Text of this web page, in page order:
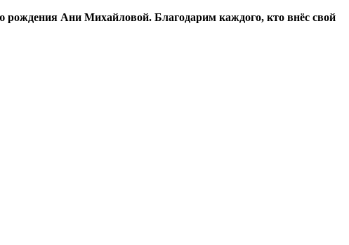
рождения Ани Михайловой. Благодарим каждого, кто внёс свой